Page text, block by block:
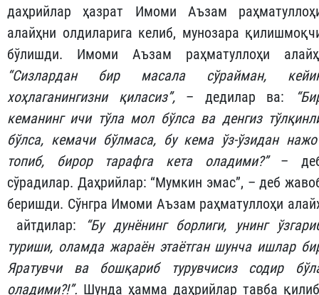
даҳрийлар ҳазрат Имоми Аъзам
алайҳни олдиларига келиб, мунозара
бўлишди. Имоми Аъзам раҳматуллоҳи
“Сизлардан бир масала сўрайман,
хоҳлаганингизни қиласиз”,– дедилар ва:
кеманинг ичи тўла мол бўлса ва денгиз
бўлса, кемачи бўлмаса, бу кема ўз-ўзидан
топиб, бирор тарафга кета оладими?”–
сўрадилар. Даҳрийлар: “Мумкин эмас”, – деб
беришди. Сўнгра Имоми Аъзам раҳматуллоҳи
айтдилар:
“Бу дунёнинг борлиги, унинг
туриши, оламда жараён этаётган шунча ишлар
Яратувчи ва бошқариб турувчисиз содир
оладими?!”. Шунда ҳамма даҳрийлар тавба